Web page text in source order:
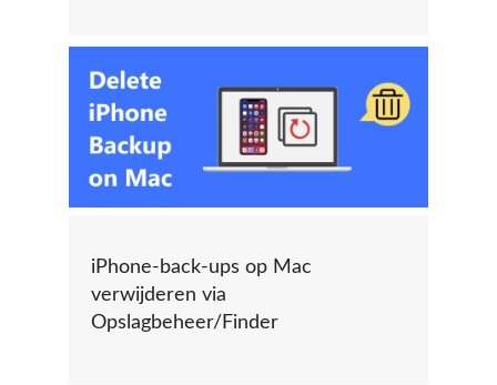
iPhone-back-ups op Mac
verwijderen via
Opslagbeheer/Finder